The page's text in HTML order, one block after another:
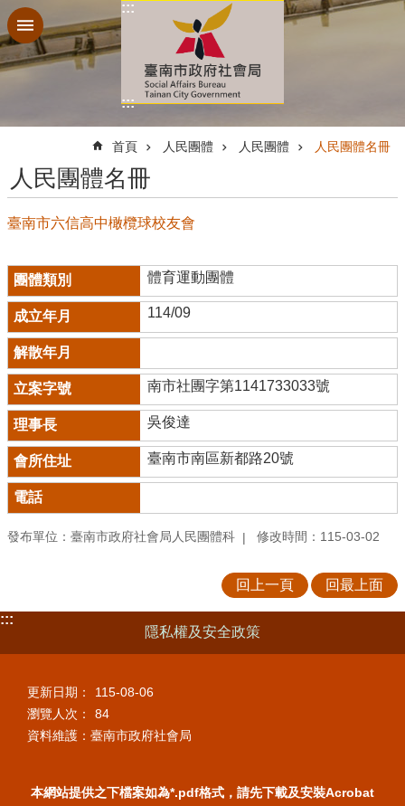
跳到主要內容區塊
:::
:::
首頁 人民團體 人民團體 人民團體名冊
人民團體名冊
臺南市六信高中橄欖球校友會
體育運動團體
114/09
南市社團字第1141733033號
吳俊達
臺南市南區新都路20號
發布單位：臺南市政府社會局人民團體科 修改時間：115-03-02
回上一頁 回最上面
:::
隱私權及安全政策
更新日期：
115-08-06
瀏覽人次：
84
資料維護：臺南市政府社會局
本網站提供之下檔案如為*.pdf格式，請先下載及安裝Acrobat